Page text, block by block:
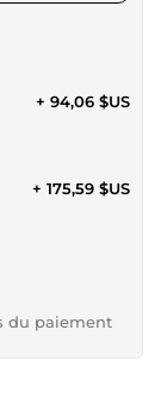
+ 94,06 $US
+ 175,59 $US
du paiement